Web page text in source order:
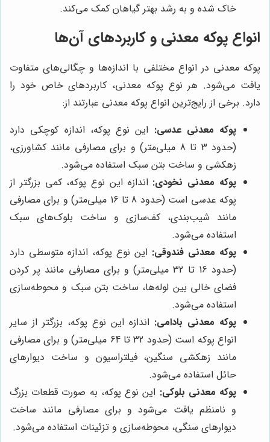
خاک شده و به رشد بهتر گیاهان کمک می‌کند.
انواع پوکه معدنی و کاربردهای آن‌ها
پوکه معدنی در انواع مختلفی با اندازه‌ها و چگالی‌های متفاوت
یافت می‌شود. هر نوع پوکه معدنی، کاربردهای خاص خود را
دارد. برخی از رایج‌ترین انواع پوکه معدنی عبارتند از:
پوکه معدنی عدسی: این نوع پوکه، اندازه کوچکی دارد
(حدود 3 تا 8 میلی‌متر) و برای مصارفی مانند کشاورزی،
زهکشی و ساخت بتن سبک استفاده می‌شود.
پوکه معدنی نخودی: اندازه این نوع پوکه، کمی بزرگتر از
پوکه عدسی است (حدود 8 تا 16 میلی‌متر) و برای مصارفی
مانند شیب‌بندی، کف‌سازی و ساخت بلوک‌های سبک
استفاده می‌شود.
پوکه معدنی فندوقی: این نوع پوکه، اندازه متوسطی دارد
(حدود 16 تا 32 میلی‌متر) و برای مصارفی مانند پر کردن
فضای خالی بین لوله‌ها، ساخت بتن سبک و محوطه‌سازی
استفاده می‌شود.
پوکه معدنی بادامی: اندازه این نوع پوکه، بزرگتر از سایر
انواع پوکه است (حدود 32 تا 64 میلی‌متر) و برای مصارفی
مانند زهکشی سنگین، فیلتراسیون و ساخت دیوارهای
حائل استفاده می‌شود.
پوکه معدنی بلوکی: این نوع پوکه، به صورت قطعات بزرگ
و نامنظم یافت می‌شود و برای مصارفی مانند ساخت
دیوارهای سنگی، محوطه‌سازی و تزئینات استفاده می‌شود.